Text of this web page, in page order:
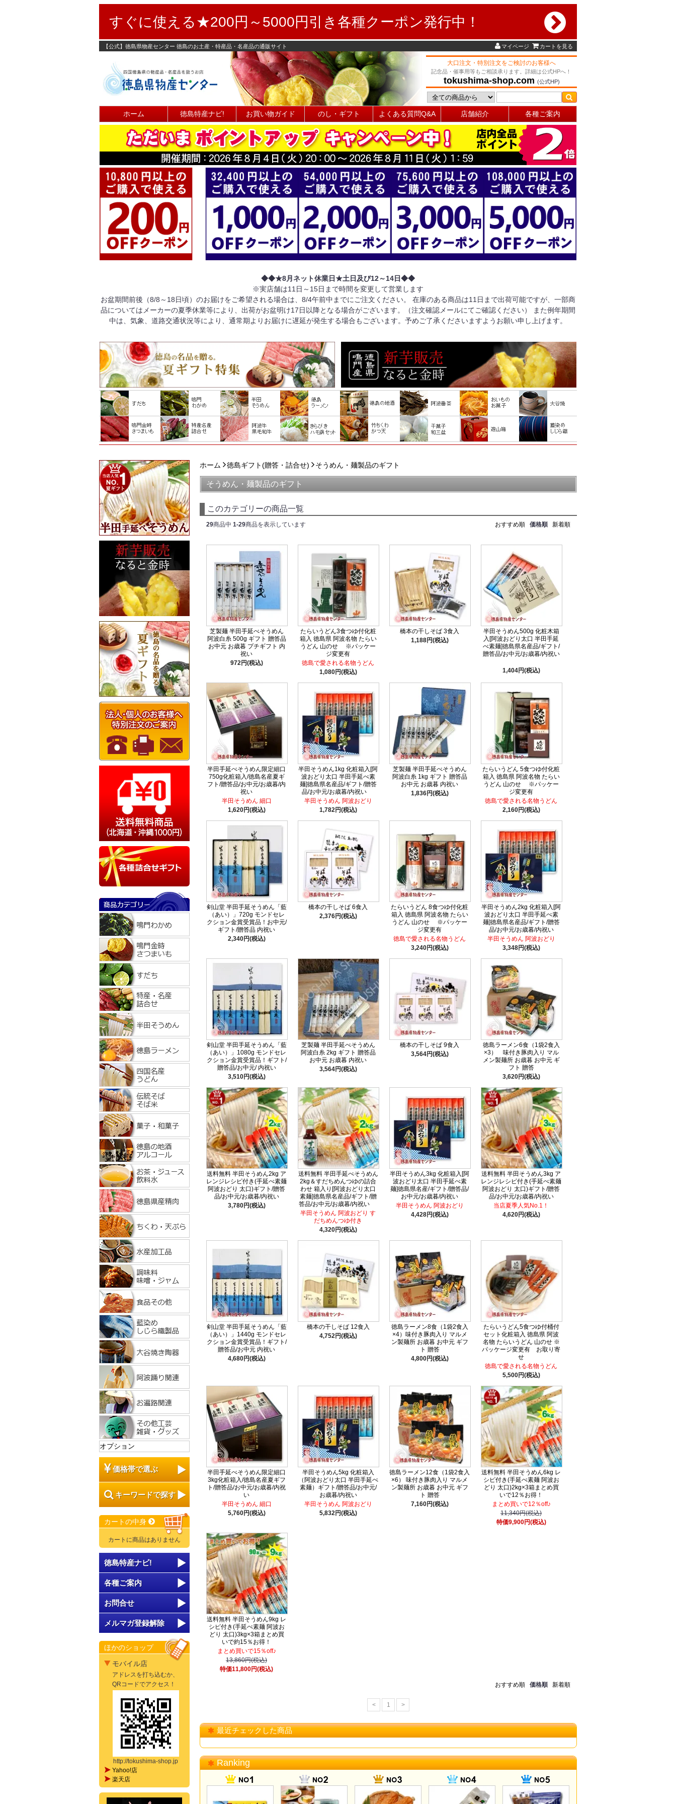
すぐに使える★200円～5000円引き各種クーポン発行中！
【公式】徳島県物産センター 徳島のお土産・特産品・名産品の通販サイト マイページ カートを見る
大口注文・特別注文をご検討のお客様へ
記念品・催事用等もご相談承ります。詳細は公式HPへ！
tokushima-shop.com (公式HP)
ホーム 徳島特産ナビ! お買い物ガイド のし・ギフト よくある質問Q&A 店舗紹介 各種ご案内
◆◆★8月ネット休業日★土日及び12～14日◆◆
※実店舗は11日～15日まで時間を変更して営業します
お盆期間前後（8/8～18日頃）のお届けをご希望される場合は、8/4午前中までにご注文ください。 在庫のある商品は11日まで出荷可能ですが、一部商
品についてはメーカーの夏季休業等により、出荷がお盆明け17日以降となる場合がございます。（注文確認メールにてご確認ください） また例年期間
中は、気象、道路交通状況等により、通常期よりお届けに遅延が発生する場合もございます。予めご了承くださいますようお願い申し上げます。
ホーム 徳島ギフト(贈答・詰合せ) そうめん・麺製品のギフト
そうめん・麺製品のギフト
このカテゴリーの商品一覧
29商品中 1-29商品を表示しています おすすめ順 価格順 新着順
芝製麺 半田手延べそうめん
阿波白糸 500g ギフト 贈答品
お中元 お歳暮 プチギフト 内
祝い
972円(税込)
たらいうどん3食つゆ付化粧
箱入 徳島県 阿波名物 たらい
うどん 山のせ ※パッケー
ジ変更有
徳島で愛される名物うどん
1,080円(税込)
橋本の干しそば 3食入
1,188円(税込)
半田そうめん500g 化粧木箱
入[阿波おどり太口 半田手延
べ素麺]徳島県名産品/ギフト/
贈答品/お中元/お歳暮/内祝い
1,404円(税込)
半田手延べそうめん限定細口
750g化粧箱入/徳島名産夏ギ
フト/贈答品/お中元/お歳暮/内
祝い
半田そうめん 細口
1,620円(税込)
半田そうめん1kg 化粧箱入[阿
波おどり太口 半田手延べ素
麺]徳島県名産品/ギフト/贈答
品/お中元/お歳暮/内祝い
半田そうめん 阿波おどり
1,782円(税込)
芝製麺 半田手延べそうめん
阿波白糸 1kg ギフト 贈答品
お中元 お歳暮 内祝い
1,836円(税込)
たらいうどん 5食つゆ付化粧
箱入 徳島県 阿波名物 たらい
うどん 山のせ ※パッケー
ジ変更有
徳島で愛される名物うどん
2,160円(税込)
剣山堂 半田手延そうめん「藍
（あい）」720g モンドセレ
クション金賞受賞品！お中元/
ギフト/贈答品 内祝い
2,340円(税込)
橋本の干しそば 6食入
2,376円(税込)
たらいうどん 8食つゆ付化粧
箱入 徳島県 阿波名物 たらい
うどん 山のせ ※パッケー
ジ変更有
徳島で愛される名物うどん
3,240円(税込)
半田そうめん2kg 化粧箱入[阿
波おどり太口 半田手延べ素
麺]徳島県名産品/ギフト/贈答
品/お中元/お歳暮/内祝い
半田そうめん 阿波おどり
3,348円(税込)
剣山堂 半田手延そうめん「藍
（あい）」1080g モンドセレ
クション金賞受賞品！ギフト/
贈答品/お中元/ 内祝い
3,510円(税込)
芝製麺 半田手延べそうめん
阿波白糸 2kg ギフト 贈答品
お中元 お歳暮 内祝い
3,564円(税込)
橋本の干しそば 9食入
3,564円(税込)
徳島ラーメン6食（1袋2食入
×3） 味付き豚肉入り マル
メン製麺所 お歳暮 お中元 ギ
フト 贈答
3,620円(税込)
送料無料 半田そうめん2kg ア
レンジレシピ付き(手延べ素麺
阿波おどり 太口)ギフト/贈答
品/お中元/お歳暮/内祝い
3,780円(税込)
送料無料 半田手延べそうめん
2kg＆すだちめんつゆの詰合
わせ 箱入り[阿波おどり太口
素麺]徳島県名産品/ギフト/贈
答品/お中元/お歳暮/内祝い
半田そうめん 阿波おどり す
だちめんつゆ付き
4,320円(税込)
半田そうめん3kg 化粧箱入[阿
波おどり太口 半田手延べ素
麺]徳島県名産/ギフト/贈答品/
お中元/お歳暮/内祝い
半田そうめん 阿波おどり
4,428円(税込)
送料無料 半田そうめん3kg ア
レンジレシピ付き(手延べ素麺
阿波おどり 太口)ギフト/贈答
品/お中元/お歳暮/内祝い
当店夏季人気No.1！
4,620円(税込)
剣山堂 半田手延そうめん「藍
（あい）」1440g モンドセレ
クション金賞受賞品！ギフト/
贈答品/お中元 内祝い
4,680円(税込)
橋本の干しそば 12食入
4,752円(税込)
徳島ラーメン8食（1袋2食入
×4）味付き豚肉入り マルメ
ン製麺所 お歳暮 お中元 ギフ
ト 贈答
4,800円(税込)
たらいうどん5食つゆ付桶付
セット化粧箱入 徳島県 阿波
名物 たらいうどん 山のせ ※
パッケージ変更有 お取り寄
せ
徳島で愛される名物うどん
5,500円(税込)
半田手延べそうめん限定細口
3kg化粧箱入/徳島名産夏ギフ
ト/贈答品/お中元/お歳暮/内祝
い
半田そうめん 細口
5,760円(税込)
半田そうめん5kg 化粧箱入
（阿波おどり太口 半田手延べ
素麺）ギフト/贈答品/お中元/
お歳暮/内祝い
半田そうめん 阿波おどり
5,832円(税込)
徳島ラーメン12食（1袋2食入
×6） 味付き豚肉入り マルメ
ン製麺所 お歳暮 お中元 ギフ
ト 贈答
7,160円(税込)
送料無料 半田そうめん6kg レ
シピ付き(手延べ素麺 阿波お
どり 太口)2kg×3箱まとめ買
いで12％お得！
まとめ買いで12％off♪
11,340円(税込)
特価9,900円(税込)
送料無料 半田そうめん9kg レ
シピ付き(手延べ素麺 阿波お
どり 太口)3kg×3箱まとめ買
いで約15％お得！
まとめ買いで15％off♪
13,860円(税込)
特価11,800円(税込)
おすすめ順 価格順 新着順
< 1 >
最近チェックした商品
Ranking
オプション
価格帯で選ぶ
キーワードで探す
カートの中身
カートに商品はありません
徳島特産ナビ!
各種ご案内
お問合せ
メルマガ登録解除
ほかのショップ
モバイル店
アドレスを打ち込むか、
QRコードでアクセス！
http://tokushima-shop.jp
Yahoo!店
楽天店